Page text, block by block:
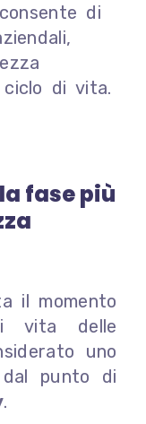
consente di
di vita.
fase più
il momento
vita delle
uno
punto di
.